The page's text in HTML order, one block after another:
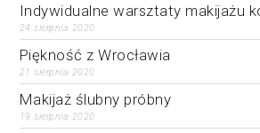
Indywidualne warsztaty makijażu
24 sierpnia 2020
Piękność z Wrocławia
21 sierpnia 2020
Makijaż ślubny próbny
19 sierpnia 2020